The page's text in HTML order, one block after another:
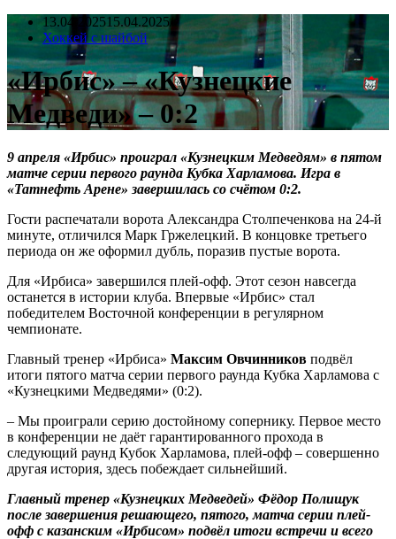
13.04.202515.04.2025
Хоккей с шайбой
«Ирбис» – «Кузнецкие
Медведи» – 0:2
9 апреля «Ирбис» проиграл «Кузнецким Медведям» в пятом
матче серии первого раунда Кубка Харламова. Игра в
«Татнефть Арене» завершилась со счётом 0:2.
Гости распечатали ворота Александра Столпеченкова на 24-й
минуте, отличился Марк Гржелецкий. В концовке третьего
периода он же оформил дубль, поразив пустые ворота.
Для «Ирбиса» завершился плей-офф. Этот сезон навсегда
останется в истории клуба. Впервые «Ирбис» стал
победителем Восточной конференции в регулярном
чемпионате.
Главный тренер «Ирбиса» Максим Овчинников подвёл
итоги пятого матча серии первого раунда Кубка Харламова с
«Кузнецкими Медведями» (0:2).
– Мы проиграли серию достойному сопернику. Первое место
в конференции не даёт гарантированного прохода в
следующий раунд Кубок Харламова, плей-офф – совершенно
другая история, здесь побеждает сильнейший.
Главный тренер «Кузнецких Медведей» Фёдор Полищук
после завершения решающего, пятого, матча серии плей-
офф с казанским «Ирбисом» подвёл итоги встречи и всего